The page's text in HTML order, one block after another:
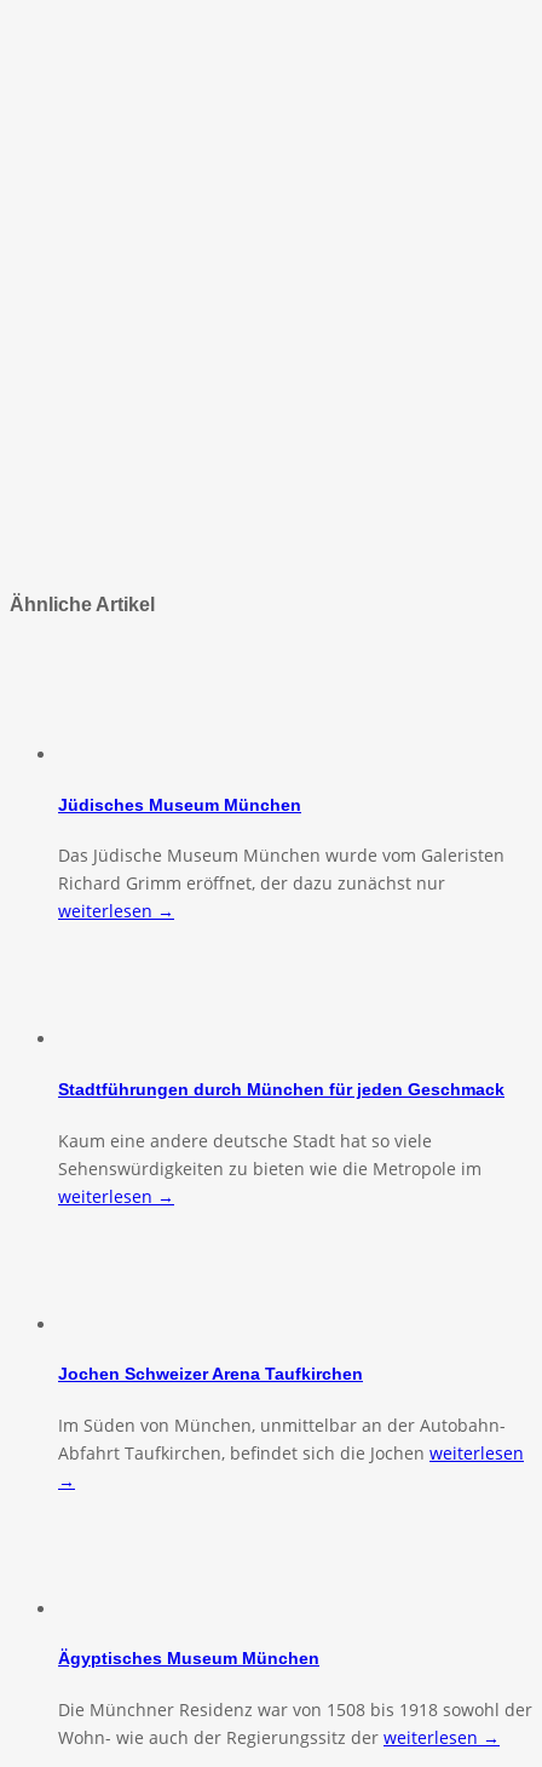
Ähnliche Artikel
Jüdisches Museum München
Das Jüdische Museum München wurde vom Galeristen
Richard Grimm eröffnet, der dazu zunächst nur
weiterlesen →
Stadtführungen durch München für jeden Geschmack
Kaum eine andere deutsche Stadt hat so viele
Sehenswürdigkeiten zu bieten wie die Metropole im
weiterlesen →
Jochen Schweizer Arena Taufkirchen
Im Süden von München, unmittelbar an der Autobahn-
Abfahrt Taufkirchen, befindet sich die Jochen weiterlesen
→
Ägyptisches Museum München
Die Münchner Residenz war von 1508 bis 1918 sowohl der
Wohn- wie auch der Regierungssitz der weiterlesen →